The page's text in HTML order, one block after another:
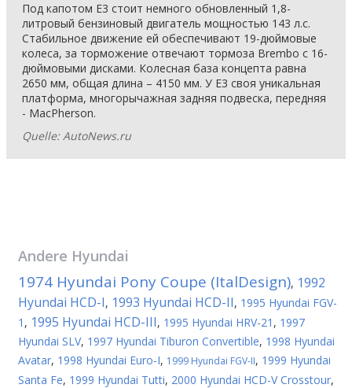
Под капотом E3 стоит немного обновленный 1,8-
литровый бензиновый двигатель мощностью 143 л.с.
Стабильное движение ей обеспечивают 19-дюймовые
колеса, за торможение отвечают тормоза Brembo с 16-
дюймовыми дисками. Колесная база концепта равна
2650 мм, общая длина – 4150 мм. У E3 своя уникальная
платформа, многорычажная задняя подвеска, передняя
- MacPherson.
Quelle: AutoNews.ru
Andere Hyundai
1974 Hyundai Pony Coupe (ItalDesign), 1992
Hyundai HCD-I, 1993 Hyundai HCD-II, 1995 Hyundai FGV-
1 , 1995 Hyundai HCD-III, 1995 Hyundai HRV-21 , 1997
Hyundai SLV, 1997 Hyundai Tiburon Convertible, 1998 Hyundai
Avatar, 1998 Hyundai Euro-I, 1999 Hyundai FGV-II, 1999 Hyundai
Santa Fe, 1999 Hyundai Tutti, 2000 Hyundai HCD-V Crosstour,